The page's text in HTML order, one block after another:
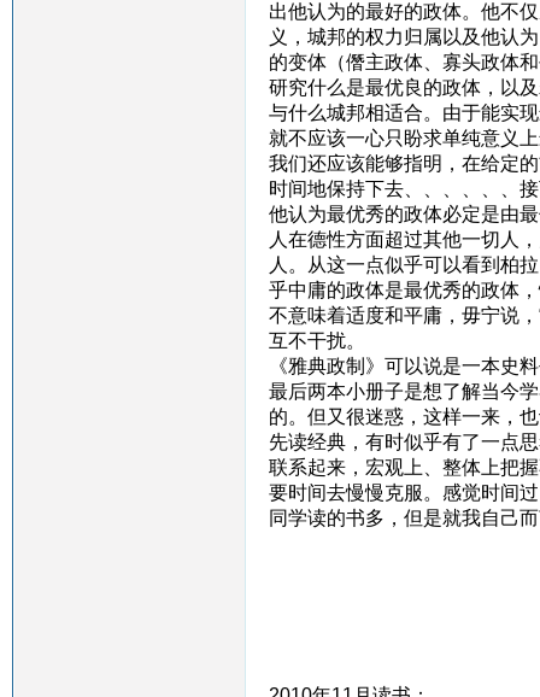
出他认为的最好的政体。他不
义，城邦的权力归属以及他认
的变体（僭主政体、寡头政体
研究什么是最优良的政体，以
与什么城邦相适合。由于能实
就不应该一心只盼求单纯意义
我们还应该能够指明，在给定
时间地保持下去、、、、、、
他认为最优秀的政体必定是由
人在德性方面超过其他一切人
人。从这一点似乎可以看到柏
乎中庸的政体是最优秀的政体
不意味着适度和平庸，毋宁说
互不干扰。
《雅典政制》可以说是一本史
最后两本小册子是想了解当今
的。但又很迷惑，这样一来，
先读经典，有时似乎有了一点
联系起来，宏观上、整体上把
要时间去慢慢克服。感觉时间
同学读的书多，但是就我自己